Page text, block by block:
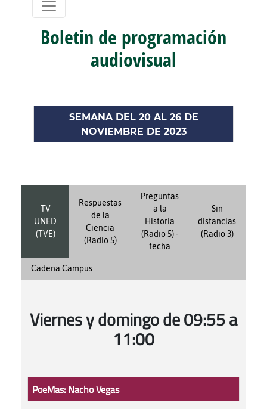
Boletin de programación
audiovisual
SEMANA DEL 20 AL 26 DE
NOVIEMBRE DE 2023
TV
UNED
(TVE)
Respuestas
de la
Ciencia
(Radio 5)
Preguntas
a la
Historia
(Radio 5) -
fecha
Sin
distancias
(Radio 3)
Cadena Campus
Viernes y domingo de 09:55 a
11:00
PoeMas: Nacho Vegas